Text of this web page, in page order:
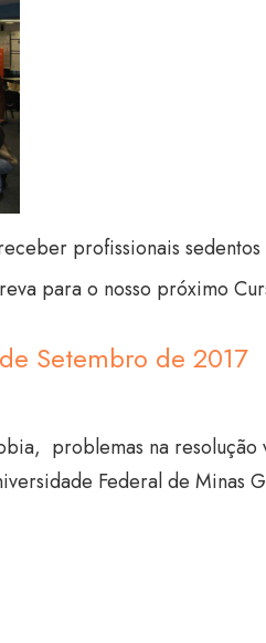
profissionais
para o nosso próximo
Setembro de 2017
problemas na
Federal de